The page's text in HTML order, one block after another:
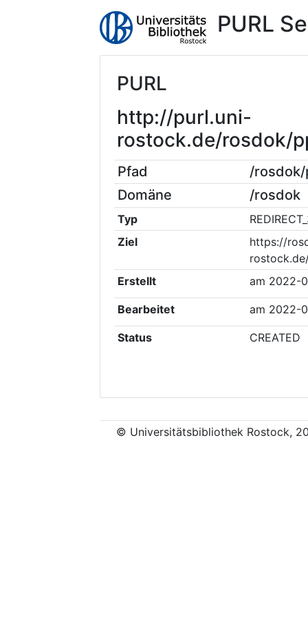
PURL
PURL
http://purl.uni-
rostock.de/rosdok/
Pfad
/rosdok/
Domäne
/rosdok
Typ
Ziel
https://
Erstellt
am 2022-
Bearbeitet am 2022-
Status CREATED
© Universitätsbibliothek Rostock,